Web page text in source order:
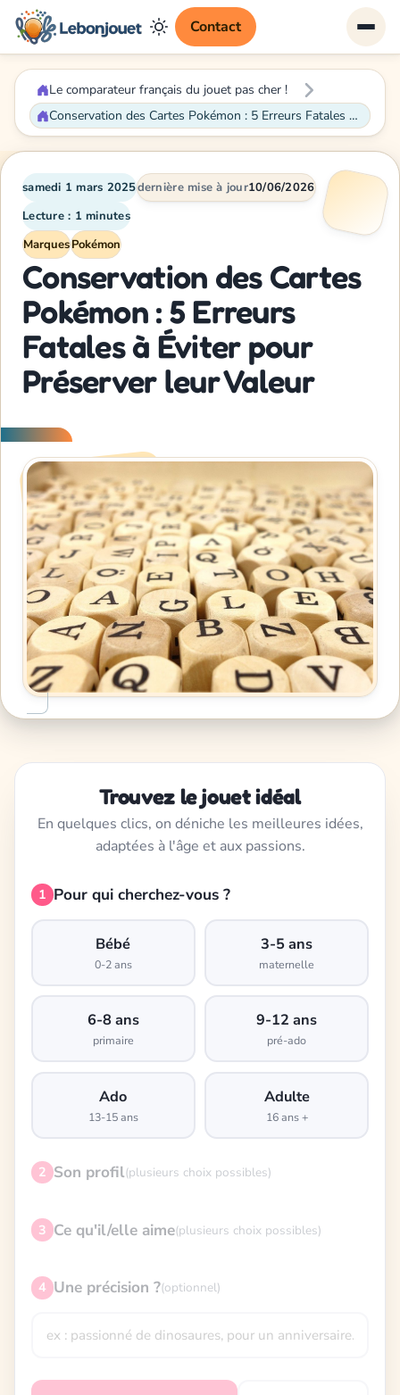
Contact
Le comparateur français du jouet pas cher !
Conservation des Cartes Pokémon : 5 Erreurs Fatales à Éviter pour Préserver leur Valeur
samedi 1 mars 2025dernière mise à jour10/06/2026
Lecture : 1 minutes
MarquesPokémon
Conservation des Cartes
Pokémon : 5 Erreurs
Fatales à Éviter pour
Préserver leur Valeur
Trouvez le jouet idéal
En quelques clics, on déniche les meilleures idées,
adaptées à l'âge et aux passions.
1 Pour qui cherchez-vous ?
Bébé
0-2 ans
3-5 ans
maternelle
6-8 ans
primaire
9-12 ans
pré-ado
Ado
13-15 ans
Adulte
16 ans +
2 Son profil(plusieurs choix possibles)
3 Ce qu'il/elle aime(plusieurs choix possibles)
4 Une précision ?(optionnel)